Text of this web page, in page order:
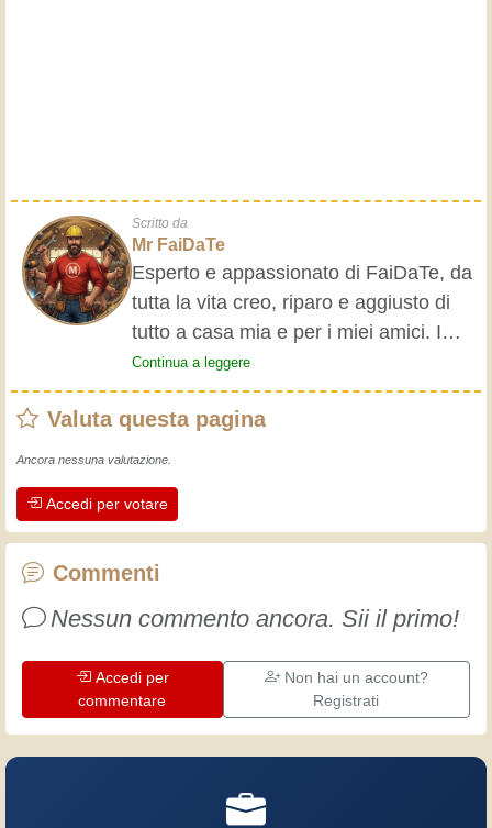
Scritto da
Mr FaiDaTe
Esperto e appassionato di FaiDaTe, da
tutta la vita creo, riparo e aggiusto di
tutto a casa mia e per i miei amici. I
nonni mi hanno insegnato i primi
rudimenti, fin da piccolo e da allora ho
fatto un sacco di esperienze.
L'esperienza insegna! Tiene attivi e
artigiani professionisti mettono nel loro
lavoro. Impariamo insieme, ogni giorno
è una occasione per migliorare. Buon
Continua a leggere
Valuta questa pagina
Ancora nessuna valutazione.
Accedi per votare
Commenti
Nessun commento ancora. Sii il primo!
Accedi per
commentare
Non hai un account?
Registrati